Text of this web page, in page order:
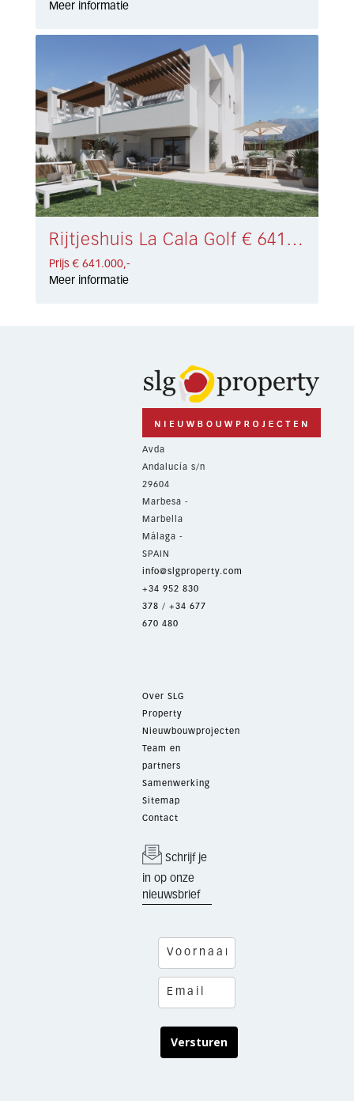
Meer informatie
Rijtjeshuis La Cala Golf € 641.000,-
Prijs € 641.000,-
Meer informatie
Avda
Andalucía s/n
29604
Marbesa -
Marbella
Málaga -
SPAIN
info@slgproperty.com
+34 952 830
378 / +34 677
670 480
Over SLG
Property
Nieuwbouwprojecten
Team en
partners
Samenwerking
Sitemap
Contact
Schrijf je
in op onze
nieuwsbrief
Versturen